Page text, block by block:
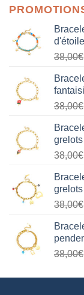
38,00€
38,00€
38,00€
38,00€
38,00€